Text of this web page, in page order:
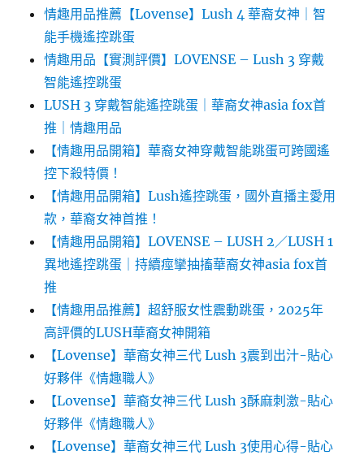
情趣用品推薦【Lovense】Lush 4 華裔女神｜智
能手機遙控跳蛋
情趣用品【實測評價】LOVENSE – Lush 3 穿戴
智能遙控跳蛋
LUSH 3 穿戴智能遙控跳蛋｜華裔女神asia fox首
推｜情趣用品
【情趣用品開箱】華裔女神穿戴智能跳蛋可跨國遙
控下殺特價！
【情趣用品開箱】Lush遙控跳蛋，國外直播主愛用
款，華裔女神首推！
【情趣用品開箱】LOVENSE – LUSH 2／LUSH 1
異地遙控跳蛋｜持續痙攣抽搐華裔女神asia fox首
推
【情趣用品推薦】超舒服女性震動跳蛋，2025年
高評價的LUSH華裔女神開箱
【Lovense】華裔女神三代 Lush 3震到出汁-貼心
好夥伴《情趣職人》
【Lovense】華裔女神三代 Lush 3酥麻刺激-貼心
好夥伴《情趣職人》
【Lovense】華裔女神三代 Lush 3使用心得-貼心